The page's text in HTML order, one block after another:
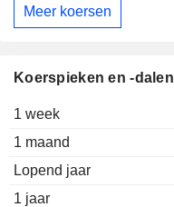
Meer koersen
Koerspieken en -dalen
1 week
1 maand
Lopend jaar
1 jaar